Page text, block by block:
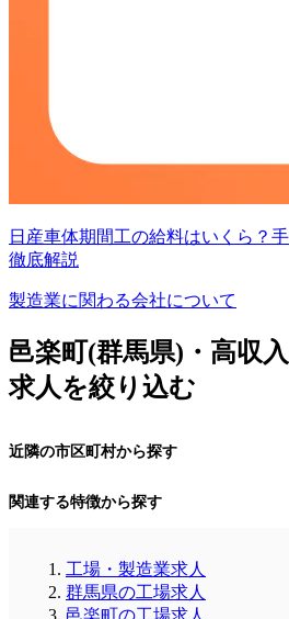
日産車体期間工の給料はいくら？
徹底解説
製造業に関わる会社について
邑楽町(群馬県)・高収
求人を絞り込む
近隣の市区町村から探す
関連する特徴から探す
工場・製造業求人
群馬県の工場求人
邑楽町の工場求人